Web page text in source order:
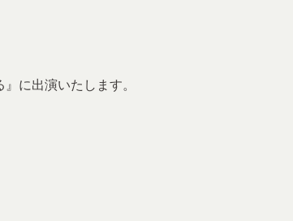
に出演いたします。